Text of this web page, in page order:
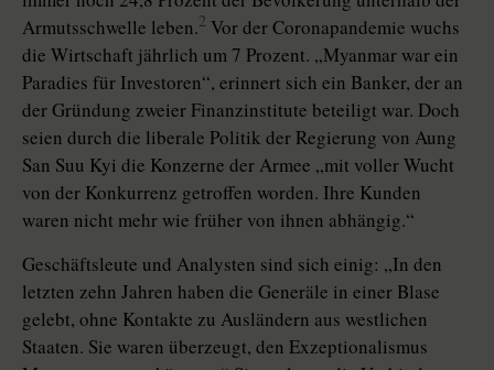
Armutsschwelle leben.2 Vor der Coronapandemie wuchs
die Wirtschaft jährlich um 7 Prozent. „Myanmar war ein
Paradies für Investoren“, erinnert sich ein Banker, der an
der Gründung zweier Finanzinstitute beteiligt war. Doch
seien durch die liberale Politik der Regierung von Aung
San Suu Kyi die Konzerne der Armee „mit voller Wucht
von der Konkurrenz getroffen worden. Ihre Kunden
waren nicht mehr wie früher von ihnen abhängig.“
Geschäftsleute und Analysten sind sich einig: „In den
letzten zehn Jahren haben die Generäle in einer Blase
gelebt, ohne Kontakte zu Ausländern aus westlichen
Staaten. Sie waren überzeugt, den Exzeptionalismus